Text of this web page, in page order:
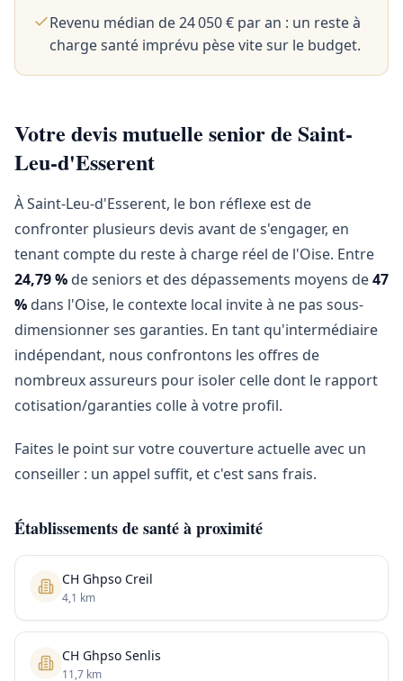
Revenu médian de 24 050 € par an : un reste à
charge santé imprévu pèse vite sur le budget.
Votre devis mutuelle senior de Saint-
Leu-d'Esserent
À Saint-Leu-d'Esserent, le bon réflexe est de
confronter plusieurs devis avant de s'engager, en
tenant compte du reste à charge réel de l'Oise. Entre
24,79 % de seniors et des dépassements moyens de47
% dans l'Oise, le contexte local invite à ne pas sous-
dimensionner ses garanties. En tant qu'intermédiaire
indépendant, nous confrontons les offres de
nombreux assureurs pour isoler celle dont le rapport
cotisation/garanties colle à votre profil.
Faites le point sur votre couverture actuelle avec un
conseiller : un appel suffit, et c'est sans frais.
Établissements de santé à proximité
CH Ghpso Creil
4,1 km
CH Ghpso Senlis
11,7 km